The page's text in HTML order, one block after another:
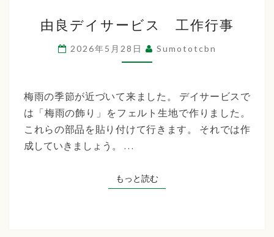
良
デ
イ
ー
ビ
ス
行
由良デイサービス 工作行事
2026年5月28日 Sumototcbn
梅雨の季節が近づいて来ました。 デイサービスで
は「梅雨の飾り」をフェルト生地で作りました。
これらの部品を貼り付けて行きます。 それでは作
成していきましょう。 …
もっと読むもっと読む